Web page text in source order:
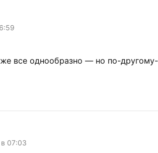
все однообразно — но по-другому-
07:03